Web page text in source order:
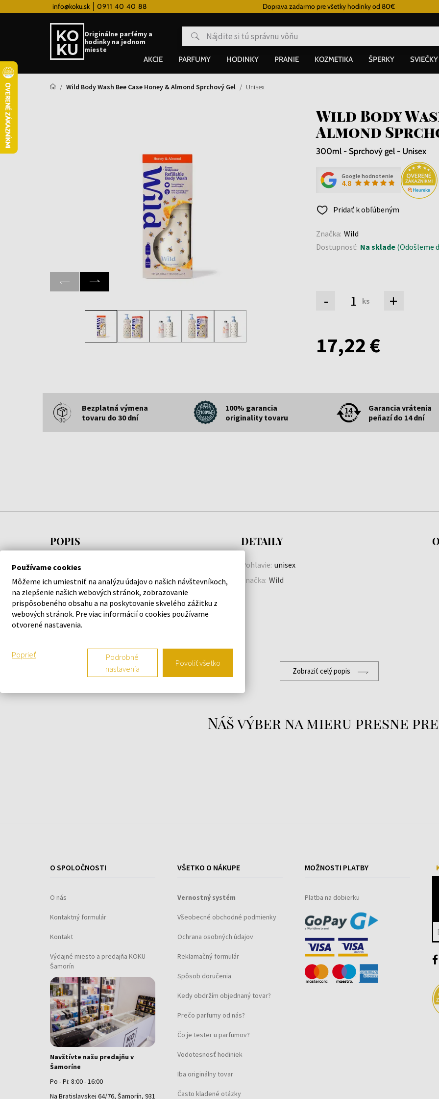
info@koku.sk 0911 40 40 88
Vernostný systém Doprava zadarmo pre všetky hodinky od 80€
Originálne parfémy a
hodinky na jednom
mieste
AKCIE PARFUMY HODINKY PRANIE KOZMETIKA ŠPERKY SVIEČKY
Wild Body Wash Bee Case Honey & Almond Sprchový Gel Unisex
Wild Body
Almond
300ml - Sprchový gel - Unisex
Google hodnotenie
4.8
Pridať k obľúbeným
Značka: Wild
Dostupnosť: Na sklade(Odošleme
- ks +
17,22 €
Bezplatná výmena
tovaru do 30 dní
100% garancia
originality tovaru
Garancia vrátenia
peňazí do 14 dní
POPIS
Jemný sprchový gél s puzdrom ktoré kúpiš raz
a dopĺňaš navždy, s prírodnými zložkami pre
každodennú hygienu tela. Šetrne čistí pokožku,
pomáha udržiavať jej hydratáciu a zanecháva sviežu
vôňu. Vhodný na každodenné použitie. Vegánske
zloženie. Neobsahuje sulfáty, parabény ani SLES.
na mokrú pokožku, napeňte a opláchnite vodou.
DETAILY
Pohlavie: unisex
Značka: Wild
Zobraziť celý popis
Náš výber na mieru presne pre
O SPOLOČNOSTI
O nás
Kontaktný formulár
Kontakt
Výdajné miesto a predajňa KOKU
Šamorín
Navštívte našu predajňu v
Šamoríne
Po - Pi: 8:00 - 16:00
Na Bratislavskej 64/76, Šamorín, 931
VŠETKO O NÁKUPE
Vernostný systém
Všeobecné obchodné podmienky
Ochrana osobných údajov
Reklamačný formulár
Spôsob doručenia
Kedy obdržím objednaný tovar?
Prečo parfumy od nás?
Čo je tester u parfumov?
Vodotesnosť hodiniek
Iba originálny tovar
Často kladené otázky
MOŽNOSTI PLATBY
Platba na dobierku
Používame cookies
Môžeme ich umiestniť na analýzu údajov o našich návštevníkoch,
na zlepšenie našich webových stránok, zobrazovanie
prispôsobeného obsahu a na poskytovanie skvelého zážitku z
webových stránok. Pre viac informácií o cookies používame
otvorené nastavenia.
Poprieť
Podrobné
nastavenia
Povoliť všetko